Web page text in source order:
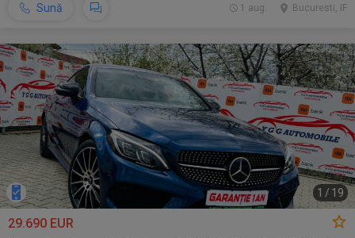
Sună Bucuresti, IF
1 aug.
1 / 19
29.690 EUR